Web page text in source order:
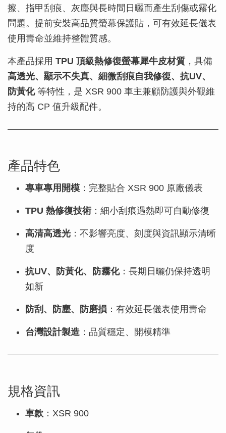
擦、指甲刮痕、灰塵與長時間日曬而產生刮傷或霧化
問題。提前安裝高品質螢幕保護貼，可有效延長儀表
使用壽命並維持整體質感。
本產品採用 TPU 頂級熱修復螢幕犀牛皮材質 ，具備
高透光、顯示不失真、細微刮痕自我修復、抗UV、
防黃化等特性，是 XSR 900 車主兼顧防護與外觀維
持的高 CP 值升級配件。
產品特色
專車專用開模 ：完整貼合 XSR 900 原廠儀表
TPU 熱修復技術：細小刮痕遇熱即可自動修復
高清高透光 ：不影響亮度、刻度與資訊顯示清晰
度
抗UV、防黃化、防霧化：長期日曬仍保持透明
如新
防刮、防塵、防磨損 ：有效延長儀表使用壽命
台灣設計製造 ：品質穩定、開模精準
規格資訊
車款 ：XSR 900